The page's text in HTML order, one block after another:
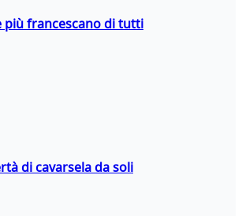
più francescano di tutti
di cavarsela da soli